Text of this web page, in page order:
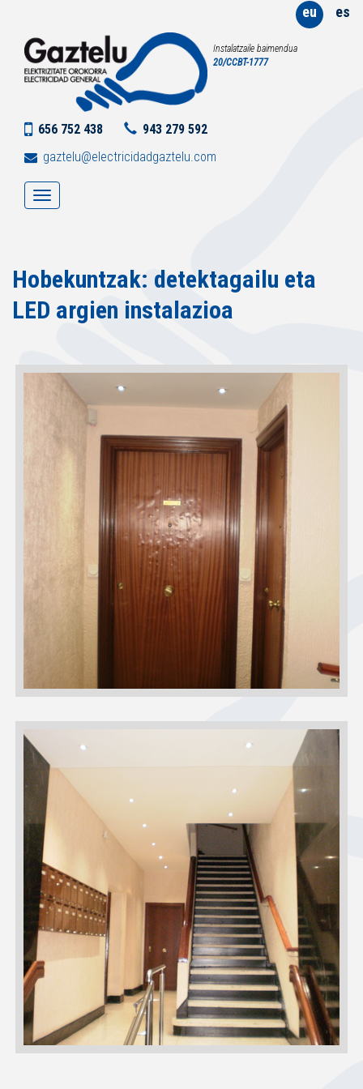
eu es
Instalatzaile baimendua
20/CCBT-1777
656 752 438
943 279 592
gaztelu@electricidadgaztelu.com
Erakutsi/ezkutatu
Hobekuntzak: detektagailu eta
LED argien instalazioa